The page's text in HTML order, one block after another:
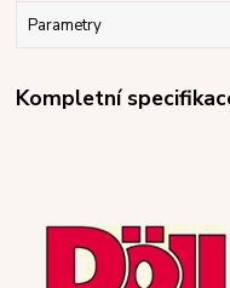
Parametry
Kompletní